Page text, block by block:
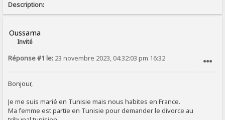
Description:
Oussama
Invité
Réponse #1 le: 23 novembre 2023, 04:32:03 pm 16:32
Bonjour,
Je me suis marié en Tunisie mais nous habites en France.
Ma femme est partie en Tunisie pour demander le divorce au